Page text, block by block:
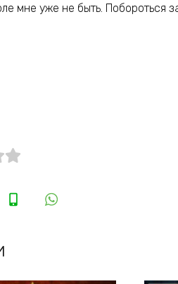
мне уже не быть. Побороться